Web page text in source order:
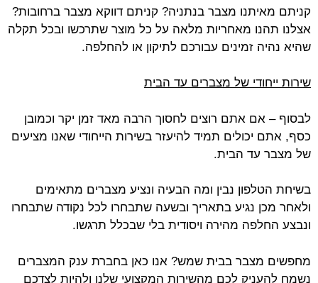
קניתם מאיתנו מצבר בנתניה? קניתם דווקא מצבר ברחובות?
אצלנו תהנו מאחריות מלאה על כל מוצר שתרכשו ובכל תקלה
שהיא נהיה זמינים עבורכם לתיקון או להחלפה.
שירות ייחודי של מצברים עד הבית
לבסוף – אם אתם רוצים לחסוך הרבה מאד זמן יקר וכמובן
כסף, אתם יכולים תמיד להיעזר בשירות הייחודי שאנו מציעים
של מצבר עד הבית.
בשיחת הטלפון נבין ומה הבעיה ונציע מצברים מתאימים
ולאחר מכן נגיע בתאריך ובשעה שתבחרו לכל נקודה שתבחרו
ונבצע החלפה מהירה ויסודית בלי שבכלל תרגשו.
מחפשים מצבר בבית שמש? אנו כאן בחברת ענק המצברים
נשמח להעניק לכם מהשירות המקצועי שלנו ולהיות לצדכם